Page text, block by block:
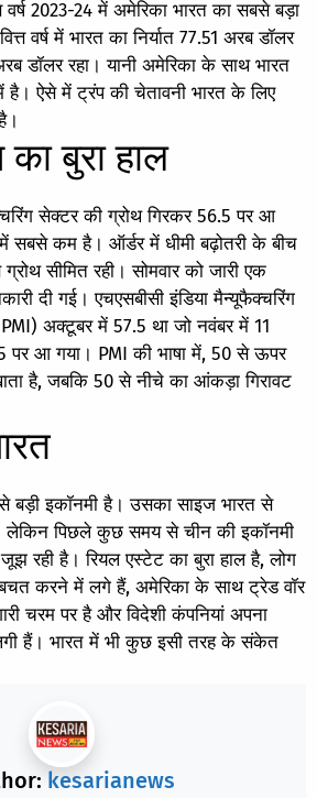
वर्ष 2023-24 में अमेरिका भारत का सबसे बड़ा
वर्ष में भारत का निर्यात 77.51 अरब डॉलर
डॉलर रहा। यानी अमेरिका के साथ भारत
है। ऐसे में ट्रंप की चेतावनी भारत के लिए
बुरा हाल
सेक्टर की ग्रोथ गिरकर 56.5 पर आ
सबसे कम है। ऑर्डर में धीमी बढ़ोतरी के बीच
सीमित रही। सोमवार को जारी एक
दी गई। एचएसबीसी इंडिया मैन्यूफैक्चरिंग
अक्टूबर में 57.5 था जो नवंबर में 11
पर आ गया। PMI की भाषा में, 50 से ऊपर
है, जबकि 50 से नीचे का आंकड़ा गिरावट
बड़ी इकॉनमी है। उसका साइज भारत से
लेकिन पिछले कुछ समय से चीन की इकॉनमी
रही है। रियल एस्टेट का बुरा हाल है, लोग
करने में लगे हैं, अमेरिका के साथ ट्रेड वॉर
चरम पर है और विदेशी कंपनियां अपना
हैं। भारत में भी कुछ इसी तरह के संकेत
kesarianews